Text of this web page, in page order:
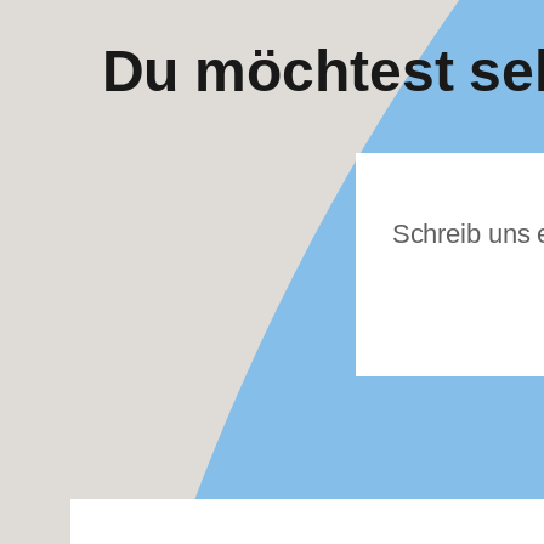
Du möchtest
Schreib uns